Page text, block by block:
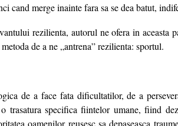
cand merge inainte fara sa se dea batut,
rezilienta, autorul ne ofera in aceasta
de a ne „antrena” rezilienta: sportul.
de a face fata dificultatilor, de a
o trasatura specifica fiintelor umane, fiind
oamenilor reusesc sa depaseasca